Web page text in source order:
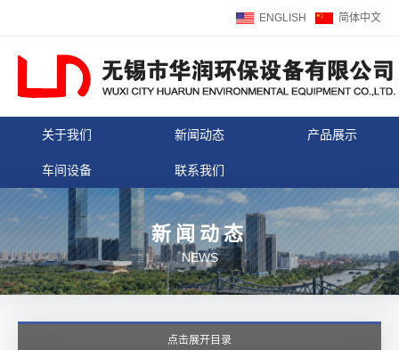
ENGLISH 简体中文
关于我们 新闻动态 产品展示
车间设备 联系我们
新闻动态
NEWS
点击展开目录